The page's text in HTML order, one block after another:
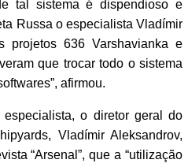
tal sistema é dispendioso e
Russa o especialista Vladímir
projetos 636 Varshavianka e
que trocar todo o sistema
afirmou.
o diretor geral do
Vladímir Aleksandrov,
“Arsenal”, que a “utilização